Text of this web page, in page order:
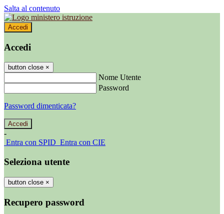
Salta al contenuto
Accedi
Accedi
button close ×
Nome Utente
Password
Password dimenticata?
-
Entra con SPID Entra con CIE
Seleziona utente
button close ×
Recupero password